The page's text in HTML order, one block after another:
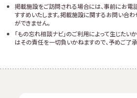
掲載施設をご訪問される場合には、事前にお電
すすめいたします。掲載施設に関するお問い合
ができません。
「もの忘れ相談ナビ」のご利用によって生じたい
はその責任を一切負いかねますので、予めご了承